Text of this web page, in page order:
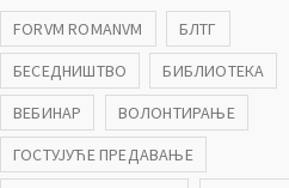
FORVM ROMANVM
БЛТГ
БЕСЕДНИШТВО
БИБЛИОТЕКА
ВЕБИНАР
ВОЛОНТИРАЊЕ
ГОСТУЈУЋЕ ПРЕДАВАЊЕ